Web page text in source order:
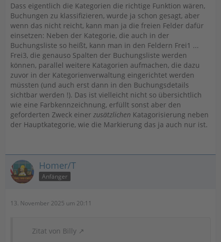
Dass eigentlich die Kategorien die richtige Funktion wären,
Buchungen zu klassifizieren, wurde ja schon gesagt, aber
wenn das nicht reicht, kann man ja die freien Felder dafür
einsetzen: Neben der Kategorie, die auch in der
Buchungsliste so heißt, kann man in den Feldern Frei1 ...
Frei3, die genauso Spalten der Buchungsliste werden
können, parallel weitere Katagorien aufmachen, die dazu
zuvor in der Kategorienverwaltung eingerichtet werden
müssten (und auch erst dann in den Buchungsdetails
sichtbar werden !). Das ist vielleicht nicht so übersichtlich
wie eine Farbkennzeichnung, erfüllt sonst aber den
geforderten Zweck einer zusätzlichen Katagorisierung neben
der Hauptkategorie, wie die Markierung das ja auch nur ist.
Homer/T
Anfänger
13. November 2025 um 20:11
Zitat von Billy